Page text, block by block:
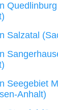
Salzatal
Seegebiet
Anhalt)